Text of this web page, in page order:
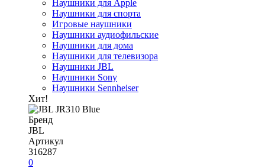
Наушники для Apple
Наушники для спорта
Игровые наушники
Наушники аудиофильские
Наушники для дома
Наушники для телевизора
Наушники JBL
Наушники Sony
Наушники Sennheiser
Хит!
Бренд
JBL
Артикул
316287
0